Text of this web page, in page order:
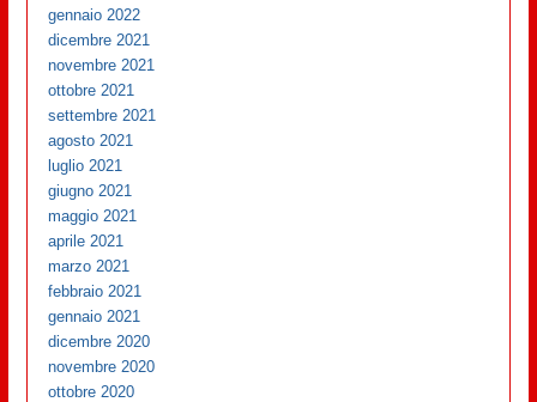
gennaio 2022
dicembre 2021
novembre 2021
ottobre 2021
settembre 2021
agosto 2021
luglio 2021
giugno 2021
maggio 2021
aprile 2021
marzo 2021
febbraio 2021
gennaio 2021
dicembre 2020
novembre 2020
ottobre 2020